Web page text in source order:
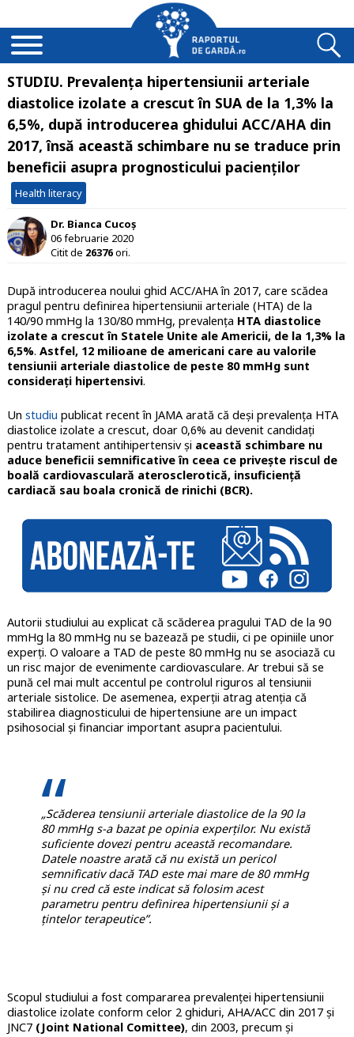
STUDIU. Prevalența hipertensiunii arteriale
diastolice izolate a crescut în SUA de la 1,3% la
6,5%, după introducerea ghidului ACC/AHA din
2017, însă această schimbare nu se traduce prin
beneficii asupra prognosticului pacienților
Health literacy
Dr. Bianca Cucoș
06 februarie 2020
Citit de 26376ori.
După introducerea noului ghid ACC/AHA în 2017, care scădea
pragul pentru definirea hipertensiunii arteriale (HTA) de la
140/90 mmHg la 130/80 mmHg, prevalența HTA diastolice
izolate a crescut în Statele Unite ale Americii, de la 1,3% la
6,5%. Astfel, 12 milioane de americani care au valorile
tensiunii arteriale diastolice de peste 80 mmHg sunt
considerați hipertensivi.
Un studiu publicat recent în JAMA arată că deși prevalența HTA
diastolice izolate a crescut, doar 0,6% au devenit candidați
pentru tratament antihipertensiv și această schimbare nu
aduce beneficii semnificative în ceea ce privește riscul de
boală cardiovasculară aterosclerotică, insuficiență
cardiacă sau boala cronică de rinichi (BCR).
Autorii studiului au explicat că scăderea pragului TAD de la 90
mmHg la 80 mmHg nu se bazează pe studii, ci pe opiniile unor
experți. O valoare a TAD de peste 80 mmHg nu se asociază cu
un risc major de evenimente cardiovasculare. Ar trebui să se
pună cel mai mult accentul pe controlul riguros al tensiunii
arteriale sistolice. De asemenea, experții atrag atenția că
stabilirea diagnosticului de hipertensiune are un impact
psihosocial și financiar important asupra pacientului.
„Scăderea tensiunii arteriale diastolice de la 90 la
80 mmHg s-a bazat pe opinia experților. Nu există
suficiente dovezi pentru această recomandare.
Datele noastre arată că nu există un pericol
semnificativ dacă TAD este mai mare de 80 mmHg
și nu cred că este indicat să folosim acest
parametru pentru definirea hipertensiunii și a
țintelor terapeutice”.
Scopul studiului a fost compararea prevalenței hipertensiunii
diastolice izolate conform celor 2 ghiduri, AHA/ACC din 2017 și
JNC7 (Joint National Comittee), din 2003, precum și